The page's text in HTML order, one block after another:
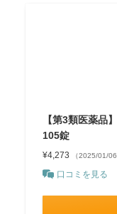
【第3類医薬品
105錠
¥4,273 （2025/01/
口コミを見る